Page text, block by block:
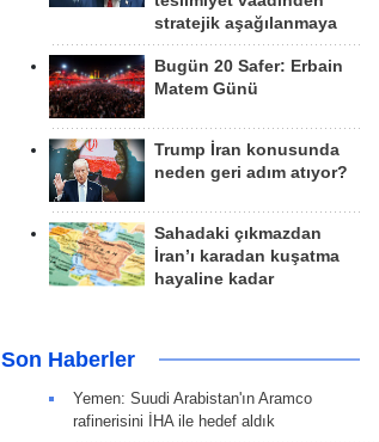
stratejik aşağılanmaya
Bugün 20 Safer: Erbain
Matem Günü
Trump İran konusunda
neden geri adım atıyor?
Sahadaki çıkmazdan
İran’ı karadan kuşatma
hayaline kadar
Son Haberler
Yemen: Suudi Arabistan'ın Aramco
rafinerisini İHA ile hedef aldık